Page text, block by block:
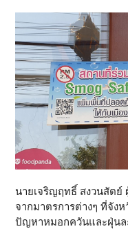
นายเจริญฤทธิ์ สงวนสัตย์
จากมาตรการต่างๆ ที่จัง
ปัญหาหมอกควันและฝุ่นล